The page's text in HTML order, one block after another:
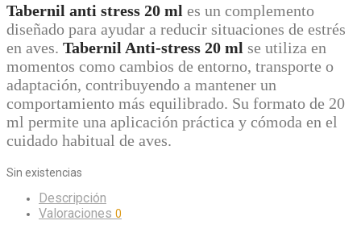
Tabernil anti stress 20 ml es un complemento
diseñado para ayudar a reducir situaciones de estrés
en aves. Tabernil Anti-stress 20 ml se utiliza en
momentos como cambios de entorno, transporte o
adaptación, contribuyendo a mantener un
comportamiento más equilibrado. Su formato de 20
ml permite una aplicación práctica y cómoda en el
cuidado habitual de aves.
Sin existencias
Descripción
Valoraciones 0